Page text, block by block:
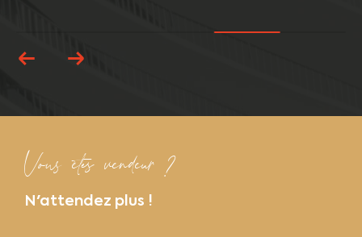
Vous êtes vendeur ?
N'attendez plus !